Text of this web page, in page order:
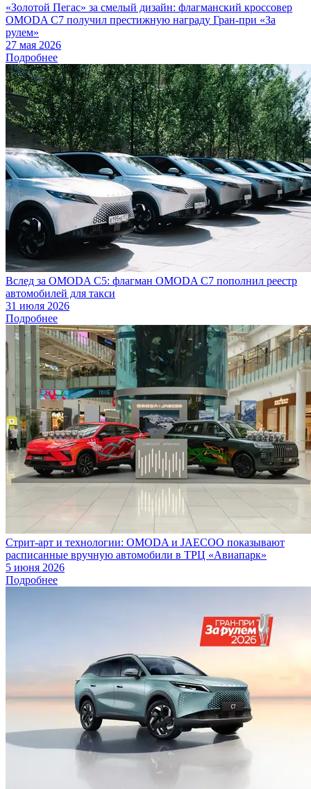
«Золотой Пегас» за смелый дизайн: флагманский кроссовер
OMODA C7 получил престижную награду Гран-при «За
рулем»
27 мая 2026
Подробнее
Вслед за OMODA C5: флагман OMODA C7 пополнил реестр
автомобилей для такси
31 июля 2026
Подробнее
Стрит-арт и технологии: OMODA и JAECOO показывают
расписанные вручную автомобили в ТРЦ «Авиапарк»
5 июня 2026
Подробнее